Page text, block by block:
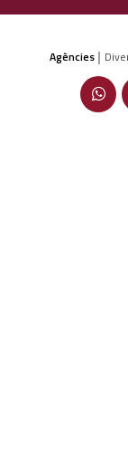
Agències |